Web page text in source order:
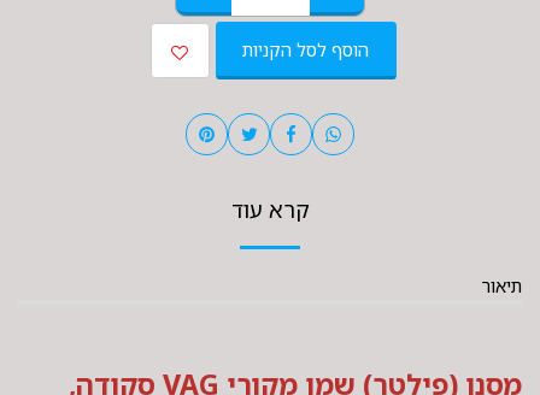
הוסף לסל הקניות
קרא עוד
תיאור
מסנן (פילטר) שמן מקורי VAG סקודה,